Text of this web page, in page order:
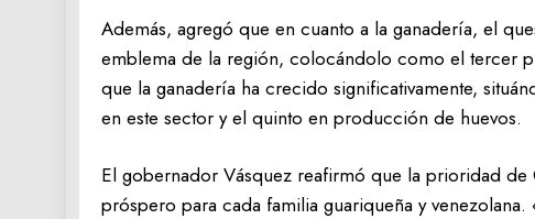
Además, agregó que en cuanto a la ganadería, el
emblema de la región, colocándolo como el tercer
que la ganadería ha crecido significativamente,
en este sector y el quinto en producción de huevos.
El gobernador Vásquez reafirmó que la prioridad de
próspero para cada familia guariqueña y venezolana.